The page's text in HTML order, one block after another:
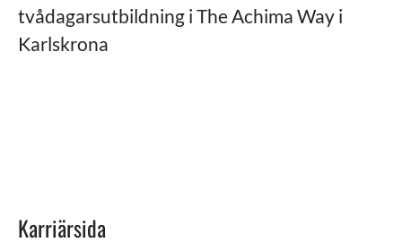
tvådagarsutbildning i The Achima Way i
Karlskrona
Karriärsida